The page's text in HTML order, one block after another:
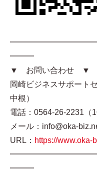
━━━
▼ お問い合わせ ▼
岡崎ビジネスサポート
中根）
電話：0564-26-2231（
メール：info@oka-
URL： https://www.oka-
━━━